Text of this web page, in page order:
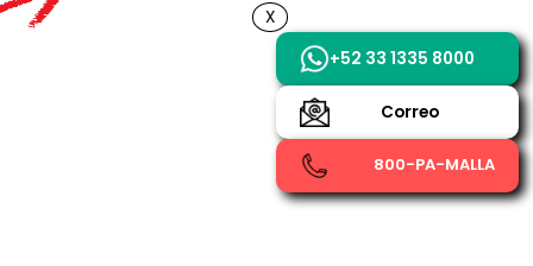
+52 33 1335 8000
Correo
800-PA-MALLA
X